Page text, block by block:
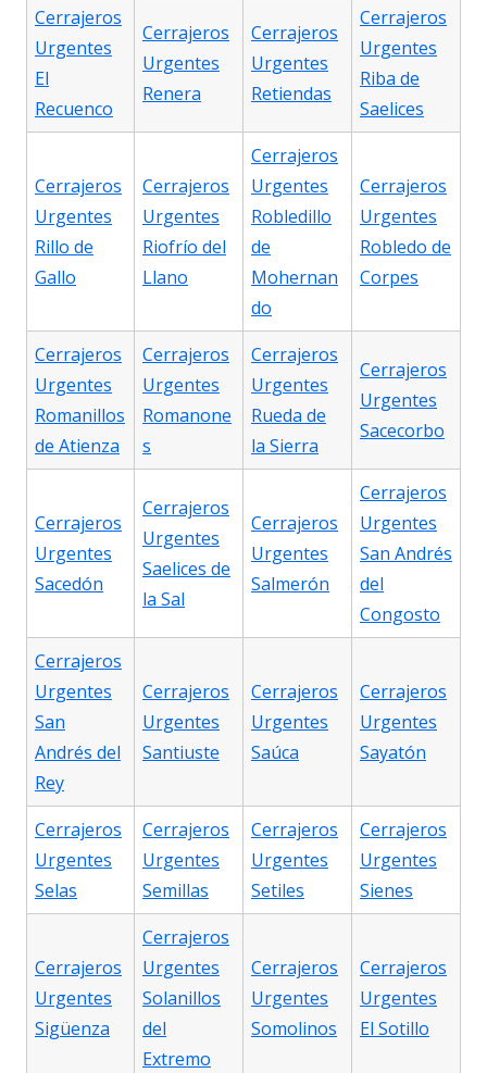
Cerrajeros
Urgentes
El
Recuenco
Cerrajeros
Urgentes
Renera
Cerrajeros
Urgentes
Retiendas
Cerrajeros
Urgentes
Riba de
Saelices
Cerrajeros
Urgentes
Rillo de
Gallo
Cerrajeros
Urgentes
Riofrío del
Llano
Cerrajeros
Urgentes
Robledillo
de
Mohernan
do
Cerrajeros
Urgentes
Robledo de
Corpes
Cerrajeros
Urgentes
Romanillos
de Atienza
Cerrajeros
Urgentes
Romanone
s
Cerrajeros
Urgentes
Rueda de
la Sierra
Cerrajeros
Urgentes
Sacecorbo
Cerrajeros
Urgentes
Sacedón
Cerrajeros
Urgentes
Saelices de
la Sal
Cerrajeros
Urgentes
Salmerón
Cerrajeros
Urgentes
San Andrés
del
Congosto
Cerrajeros
Urgentes
San
Andrés del
Rey
Cerrajeros
Urgentes
Santiuste
Cerrajeros
Urgentes
Saúca
Cerrajeros
Urgentes
Sayatón
Cerrajeros
Urgentes
Selas
Cerrajeros
Urgentes
Semillas
Cerrajeros
Urgentes
Setiles
Cerrajeros
Urgentes
Sienes
Cerrajeros
Urgentes
Sigüenza
Cerrajeros
Urgentes
Solanillos
del
Extremo
Cerrajeros
Urgentes
Somolinos
Cerrajeros
Urgentes
El Sotillo